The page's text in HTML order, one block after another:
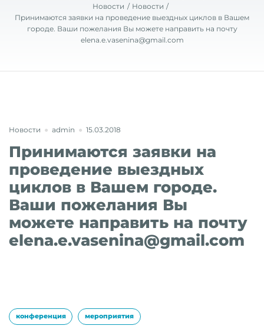
Новости
Новости
Принимаются заявки на проведение выездных циклов в Вашем
городе. Ваши пожелания Вы можете направить на почту
elena.e.vasenina@gmail.com
Новости admin 15.03.2018
Принимаются заявки на
проведение выездных
циклов в Вашем городе.
Ваши пожелания Вы
можете направить на почту
elena.e.vasenina@gmail.com
конференция мероприятия